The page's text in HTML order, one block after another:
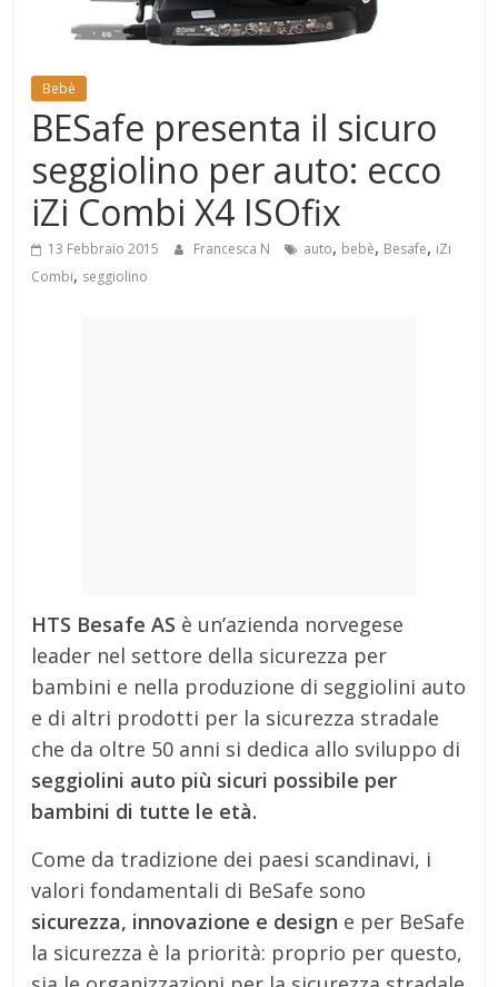
Bebè
BESafe presenta il sicuro
seggiolino per auto: ecco
iZi Combi X4 ISOfix
13 Febbraio 2015 Francesca N auto, bebè, Besafe, iZi
Combi, seggiolino
HTS Besafe AS è un’azienda norvegese
leader nel settore della sicurezza per
bambini e nella produzione di seggiolini auto
e di altri prodotti per la sicurezza stradale
che da oltre 50 anni si dedica allo sviluppo di
seggiolini auto più sicuri possibile per
bambini di tutte le età.
Come da tradizione dei paesi scandinavi, i
valori fondamentali di BeSafe sono
sicurezza, innovazione e design e per BeSafe
la sicurezza è la priorità: proprio per questo,